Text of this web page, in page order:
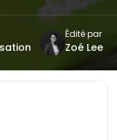
Édité par
Zoé Lee